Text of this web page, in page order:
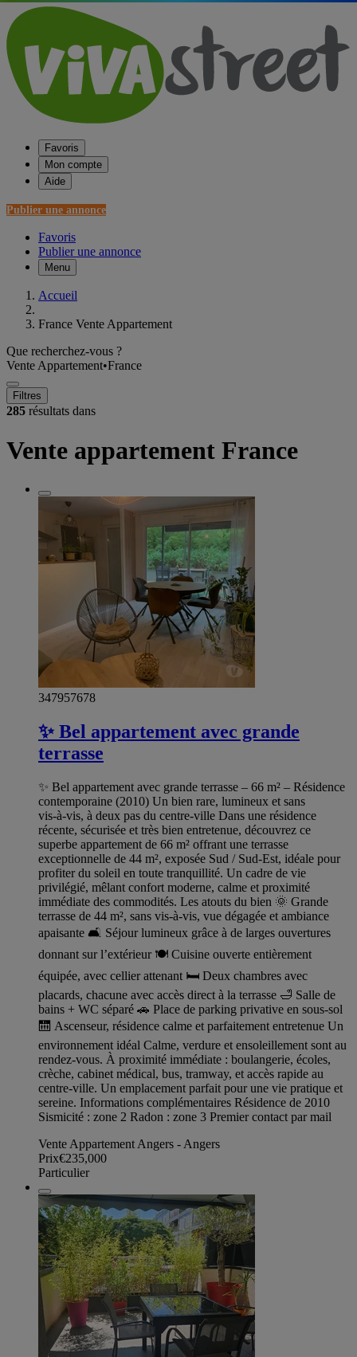
Favoris
Mon compte
Aide
Publier une annonce
Favoris
Publier une annonce
Menu
Accueil
France Vente Appartement
Que recherchez-vous ?
Vente Appartement•France
Filtres
285 résultats dans
Vente appartement France
347957678
✨ Bel appartement avec grande
terrasse
✨ Bel appartement avec grande terrasse – 66 m² – Résidence
contemporaine (2010) Un bien rare, lumineux et sans
vis‑à‑vis, à deux pas du centre‑ville Dans une résidence
récente, sécurisée et très bien entretenue, découvrez ce
superbe appartement de 66 m² offrant une terrasse
exceptionnelle de 44 m², exposée Sud / Sud‑Est, idéale pour
profiter du soleil en toute tranquillité. Un cadre de vie
privilégié, mêlant confort moderne, calme et proximité
immédiate des commodités. Les atouts du bien 🌞 Grande
terrasse de 44 m², sans vis‑à‑vis, vue dégagée et ambiance
apaisante 🛋️ Séjour lumineux grâce à de larges ouvertures
donnant sur l’extérieur 🍽️ Cuisine ouverte entièrement
équipée, avec cellier attenant 🛏️ Deux chambres avec
placards, chacune avec accès direct à la terrasse 🛁 Salle de
bains + WC séparé 🚗 Place de parking privative en sous‑sol
🛗 Ascenseur, résidence calme et parfaitement entretenue Un
environnement idéal Calme, verdure et ensoleillement sont au
rendez‑vous. À proximité immédiate : boulangerie, écoles,
crèche, cabinet médical, bus, tramway, et accès rapide au
centre‑ville. Un emplacement parfait pour une vie pratique et
sereine. Informations complémentaires Résidence de 2010
Sismicité : zone 2 Radon : zone 3 Premier contact par mail
Vente Appartement Angers - Angers
Prix€235,000
Particulier